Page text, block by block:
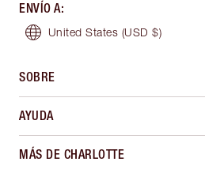
ENVÍO A:
United States (USD $)
SOBRE
AYUDA
MÁS DE CHARLOTTE